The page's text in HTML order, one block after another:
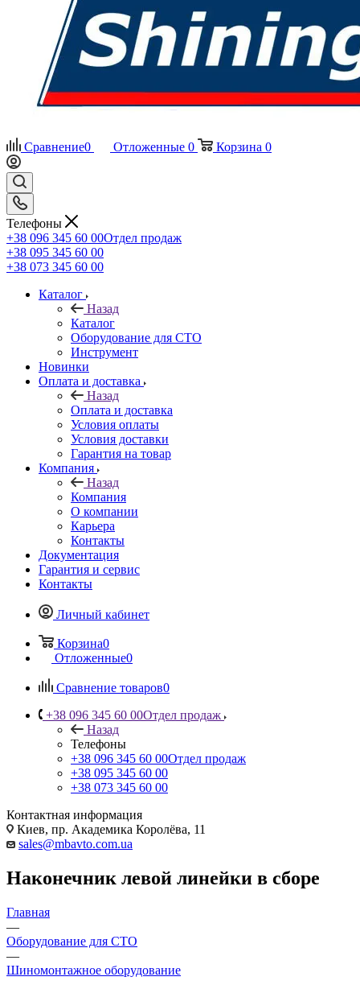
Сравнение0 Отложенные 0 Корзина 0
Телефоны
+38 096 345 60 00Отдел продаж
+38 095 345 60 00
+38 073 345 60 00
Каталог
Назад
Каталог
Оборудование для СТО
Инструмент
Новинки
Оплата и доставка
Назад
Оплата и доставка
Условия оплаты
Условия доставки
Гарантия на товар
Компания
Назад
Компания
О компании
Карьера
Контакты
Документация
Гарантия и сервис
Контакты
Личный кабинет
Корзина0
Отложенные0
Сравнение товаров0
+38 096 345 60 00Отдел продаж
Назад
Телефоны
+38 096 345 60 00Отдел продаж
+38 095 345 60 00
+38 073 345 60 00
Контактная информация
Киев, пр. Академика Королёва, 11
sales@mbavto.com.ua
Наконечник левой линейки в сборе
Главная
—
Оборудование для СТО
—
Шиномонтажное оборудование